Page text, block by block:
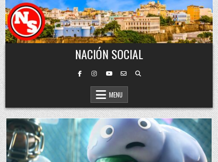
Skip to content
NACIÓN SOCIAL
MENU